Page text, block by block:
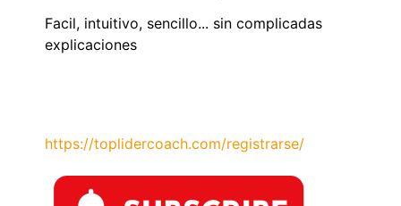
Facil, intuitivo, sencillo... sin complicadas
explicaciones
https://toplidercoach.com/registrarse/